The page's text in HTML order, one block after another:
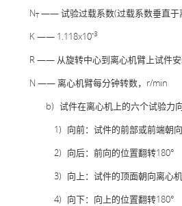
NT—— 试验过载系数(过载系数垂直于
K —— 1.118x10-3
R —— 从旋转中心到离心机臂上试件
N —— 离心机臂每分钟转数，r/min
b) 试件在离心机上的六个试验力
1) 向前：试件的前部或前端朝
2) 向后：前向的位置翻转180°
3) 向上：试件的顶面朝向离心
4) 向下：向上的位置翻转180°